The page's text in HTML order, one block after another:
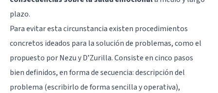
plazo.
Para evitar esta circunstancia existen procedimientos
concretos ideados para la solución de problemas, como el
propuesto por Nezu y D’Zurilla. Consiste en cinco pasos
bien definidos, en forma de secuencia: descripción del
problema (escribirlo de forma sencilla y operativa),